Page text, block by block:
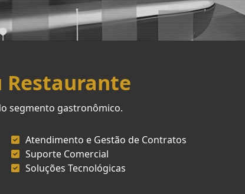
Restaurante
segmento gastronômico.
Atendimento e Gestão de Contratos
Suporte Comercial
Soluções Tecnológicas